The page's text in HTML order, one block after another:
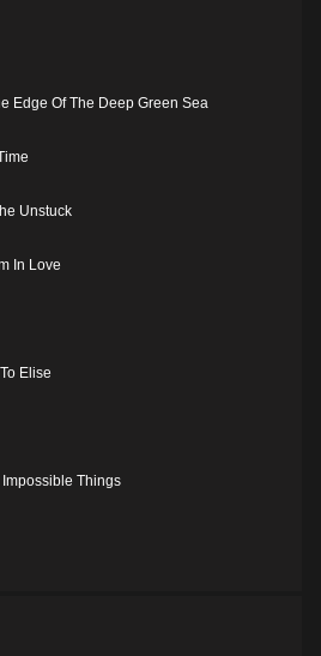
Edge Of The Deep Green Sea
Unstuck
In Love
Elise
Impossible Things